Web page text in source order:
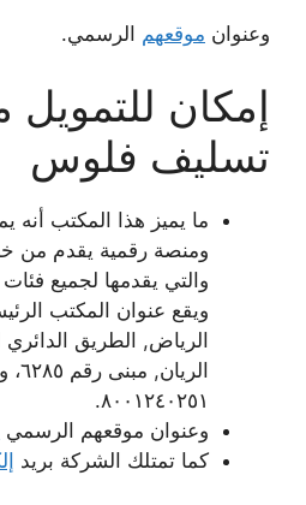
وعنوان موقعهم الرسمي.
إمكان
تسليف فلوس
ما يميز هذا المكتب أنه
ومنصة رقمية يقدم من
والتي يقدمها لجميع
ويقع عنوان المكتب
الرياض, الطريق
٨٠٠١٢٤٠٢٥١.
وعنوان موقعهم الرسمي
كما تمتلك الشركة بريد